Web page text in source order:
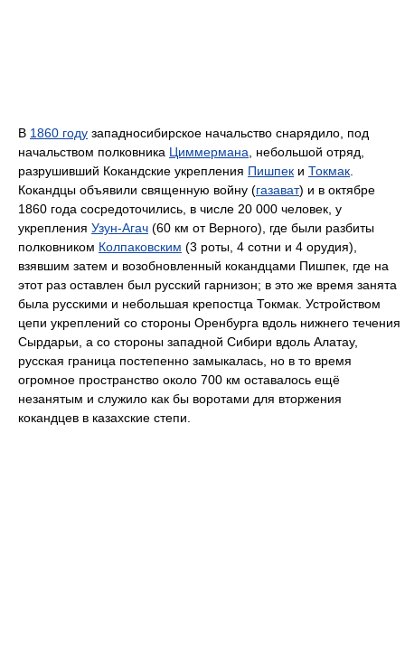
В 1860 году западносибирское начальство снарядило, под
начальством полковника Циммермана , небольшой отряд,
разрушивший Кокандские укрепления Пишпек и Токмак
Кокандцы объявили священную войну (газават) и в октябре
1860 года сосредоточились, в числе 20 000 человек, у
укрепления Узун-Агач (60 км от Верного), где были разбиты
полковником Колпаковским (3 роты, 4 сотни и 4 орудия),
взявшим затем и возобновленный кокандцами Пишпек, где на
этот раз оставлен был русский гарнизон; в это же время занята
была русскими и небольшая крепостца Токмак. Устройством
цепи укреплений со стороны Оренбурга вдоль нижнего течения
Сырдарьи, а со стороны западной Сибири вдоль Алатау,
русская граница постепенно замыкалась, но в то время
огромное пространство около 700 км оставалось ещё
незанятым и служило как бы воротами для вторжения
кокандцев в казахские степи.